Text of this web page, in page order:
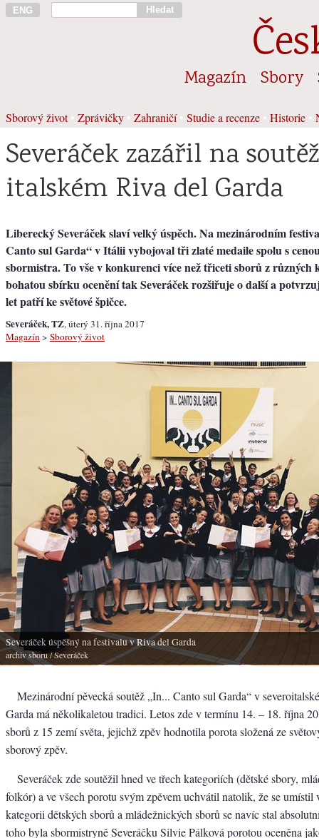
ENG Hledat
Magazín Sbory
Sborový život• Zprávičky Zahraničí• Studie a recenze Historie
Severáček zazářil na
italském Riva del Garda
Liberecký Severáček slaví velký úspěch. Na mezinárodním
Canto sul Garda“ v Itálii vybojoval tři zlaté medaile spolu s
sbormistra. To vše v konkurenci více než třiceti sborů z různých
bohatou sbírku ocenění tak Severáček rozšiřuje o další a
let patří ke světové špičce.
Severáček, TZ, úterý 31. října 2017
Magazín > Sborový život
Severáček úspěšný na festivalu v Riva del Garda
archiv sboru/ Severáček
Mezinárodní pěvecká soutěž „In... Canto sul Garda“ v
Garda má několikaletou tradici. Letos zde v termínu 14. – 18. října
sborů z 15 zemí světa, jejichž zpěv hodnotila porota složená ze
sborový zpěv.
Severáček zde soutěžil hned ve třech kategoriích (dětské sbory,
folkór) a ve všech porotu svým zpěvem uchvátil natolik, že se umístil
kategorii dětských sborů a mládežnických sborů se navíc stal
toho byla sbormistryně Severáčku Silvie Pálková porotou oceněna